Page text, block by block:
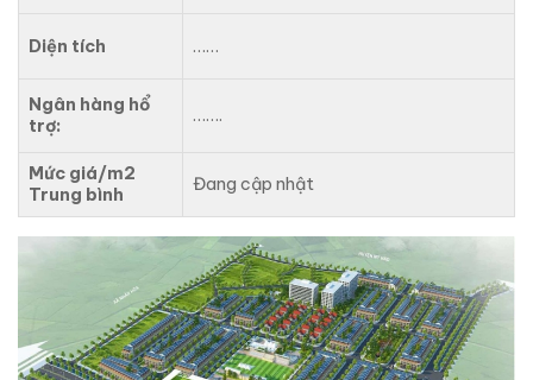
Diện tích ……
Ngân hàng hổ
trợ:
…….
Mức giá/m2
Trung bình
Đang cập nhật